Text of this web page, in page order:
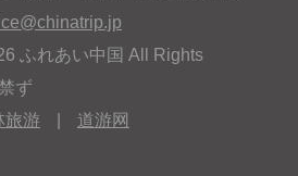
ふれあい中国 All Rights
ず
旅游 道游网